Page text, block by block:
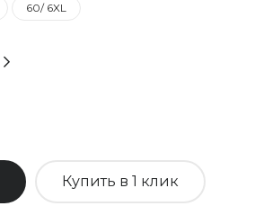
60/ 6XL
Купить в 1 клик